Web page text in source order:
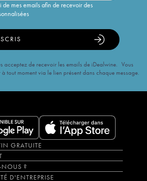
de mes emails afin de recevoir des
acceptez de recevoir les emails de iDealwine. Vous
tout moment via le lien présent dans chaque message.
GRATUITE
?
D'ENTREPRISE